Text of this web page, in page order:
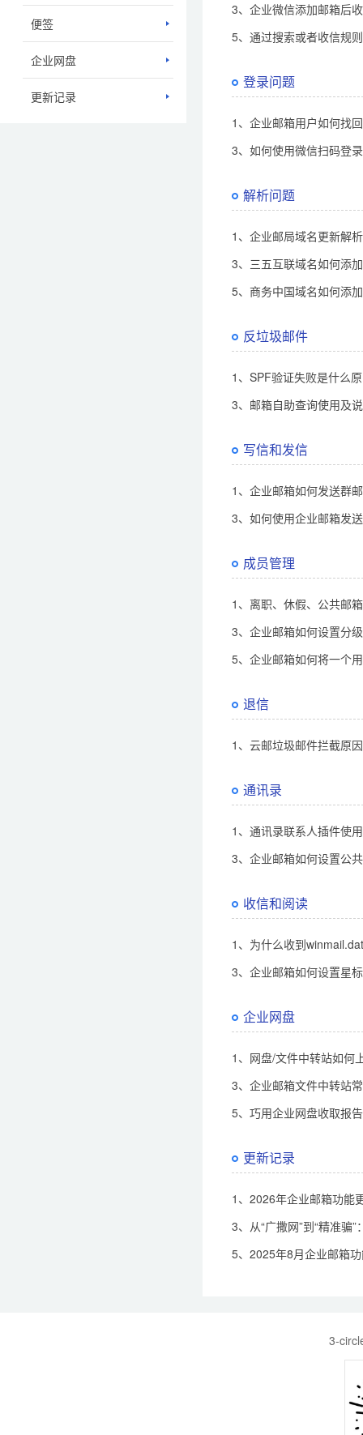
便签
企业网盘
更新记录
3、企业微信添加邮箱后
5、通过搜索或者收信规
登录问题
1、企业邮箱用户如何找
3、如何使用微信扫码登
解析问题
1、企业邮局域名更新解
3、三五互联域名如何添
5、商务中国域名如何添
反垃圾邮件
1、SPF验证失败是什么
3、邮箱自助查询使用及
写信和发信
1、企业邮箱如何发送群
3、如何使用企业邮箱发
成员管理
1、离职、休假、公共邮
3、企业邮箱如何设置分
5、企业邮箱如何将一个
退信
1、云邮垃圾邮件拦截原
通讯录
1、通讯录联系人插件使
3、企业邮箱如何设置公
收信和阅读
1、为什么收到
3、企业邮箱如何设置星
企业网盘
1、网盘/文件中转站如何
3、企业邮箱文件中转站
5、巧用企业网盘收取报
更新记录
1、2026年企业邮箱功能
3、从“广撒网”到“精准骗
5、2025年8月企业邮箱
3-